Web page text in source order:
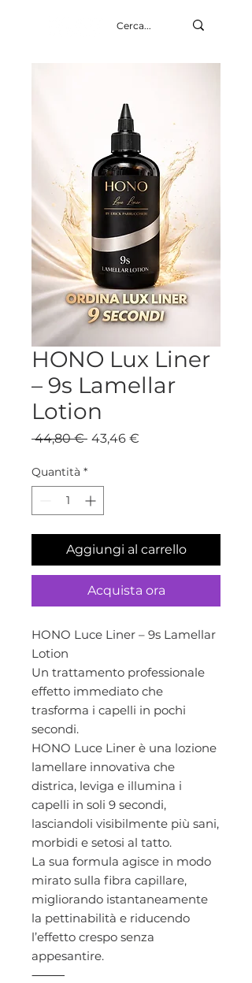
HONO Lux Liner
– 9s Lamellar
Lotion
44,80 € Prezzo
43,46 €
Quantità *
Aggiungi al carrello
Acquista ora
HONO Luce Liner – 9s Lamellar
Lotion
Un trattamento professionale
effetto immediato che
trasforma i capelli in pochi
secondi.
HONO Luce Liner è una lozione
lamellare innovativa che
districa, leviga e illumina i
capelli in soli 9 secondi,
lasciandoli visibilmente più sani,
morbidi e setosi al tatto.
La sua formula agisce in modo
mirato sulla fibra capillare,
migliorando istantaneamente
la pettinabilità e riducendo
l’effetto crespo senza
appesantire.
⸻